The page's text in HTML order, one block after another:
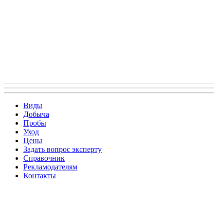
Виды
Добыча
Пробы
Уход
Цены
Задать вопрос эксперту
Справочник
Рекламодателям
Контакты